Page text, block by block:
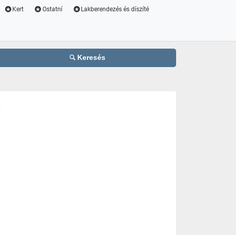
Kert Ostatní Lakberendezés és díszíté
Keresés